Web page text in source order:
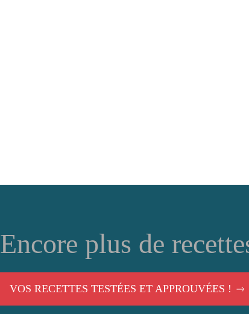
Encore plus de
VOS RECETTES TESTÉES ET APPROUVÉES !